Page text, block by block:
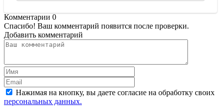
Комментарии 0
Спасибо! Ваш комментарий появится после проверки.
Добавить комментарий
Нажимая на кнопку, вы даете согласие на обработку своих
персональных данных.